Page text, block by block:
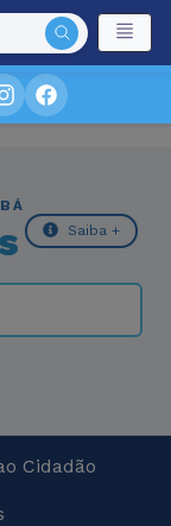
Saiba +
Cidadão